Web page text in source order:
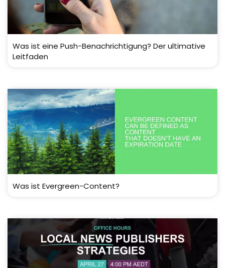
Was ist eine Push-Benachrichtigung? Der ultimative
Leitfaden
Was ist Evergreen-Content?